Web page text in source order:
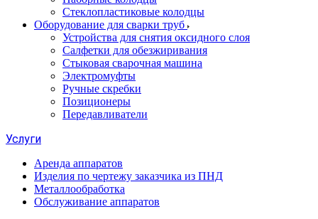
Стеклопластиковые колодцы
Оборудование для сварки труб
Устройства для снятия оксидного слоя
Салфетки для обезжиривания
Стыковая сварочная машина
Электромуфты
Ручные скребки
Позиционеры
Передавливатели
Услуги
Аренда аппаратов
Изделия по чертежу заказчика из ПНД
Металлообработка
Обслуживание аппаратов